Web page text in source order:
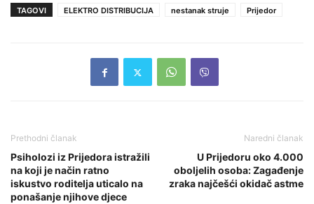
TAGOVI ELEKTRO DISTRIBUCIJA nestanak struje Prijedor
Prethodni članak
Psiholozi iz Prijedora istražili
na koji je način ratno
iskustvo roditelja uticalo na
ponašanje njihove djece
Naredni članak
U Prijedoru oko 4.000
oboljelih osoba: Zagađenje
zraka najčešći okidač astme